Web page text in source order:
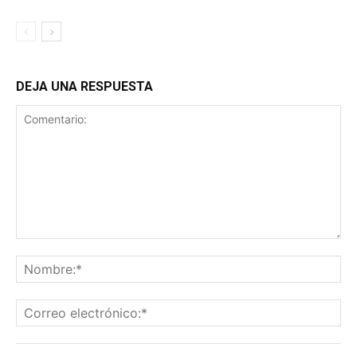
DEJA UNA RESPUESTA